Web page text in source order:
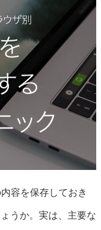
容を保存しておき
うか。実は、主要な